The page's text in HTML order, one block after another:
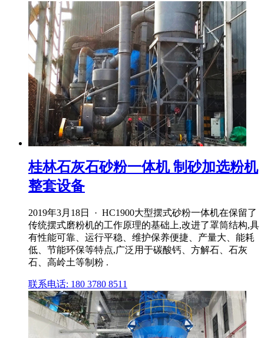
桂林石灰石砂粉一体机 制砂加选粉机
整套设备
2019年3月18日 · HC1900大型摆式砂粉一体机在保留了
传统摆式磨粉机的工作原理的基础上,改进了罩筒结构,具
有性能可靠、运行平稳、维护保养便捷、产量大、能耗
低、节能环保等特点,广泛用于碳酸钙、方解石、石灰
石、高岭土等制粉 .
联系电话: 180 3780 8511